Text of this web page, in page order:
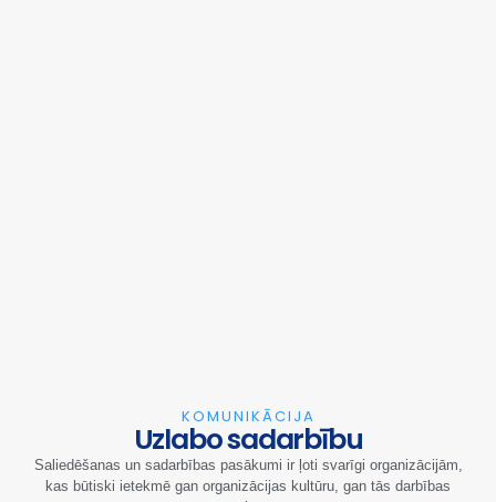
KOMUNIKĀCIJA
Uzlabo sadarbību
Saliedēšanas un sadarbības pasākumi ir ļoti svarīgi organizācijām,
kas būtiski ietekmē gan organizācijas kultūru, gan tās darbības